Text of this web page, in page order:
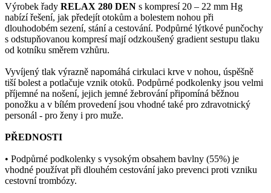
Výrobek řady RELAX 280 DEN s kompresí 20 – 22 mm Hg
nabízí řešení, jak předejít otokům a bolestem nohou při
dlouhodobém sezení, stání a cestování. Podpůrné lýtkové punčochy
s odstupňovanou kompresí mají odzkoušený gradient sestupu tlaku
od kotníku směrem vzhůru.
Vyvíjený tlak výrazně napomáhá cirkulaci krve v nohou, úspěšně
tiší bolest a potlačuje vznik otoků. Podpůrné podkolenky jsou velmi
příjemné na nošení, jejich jemné žebrování připomíná běžnou
ponožku a v bílém provedení jsou vhodné také pro zdravotnický
personál - pro ženy i pro muže.
PŘEDNOSTI
• Podpůrné podkolenky s vysokým obsahem bavlny (55%) je
vhodné používat při dlouhém cestování jako prevenci proti vzniku
cestovní trombózy.